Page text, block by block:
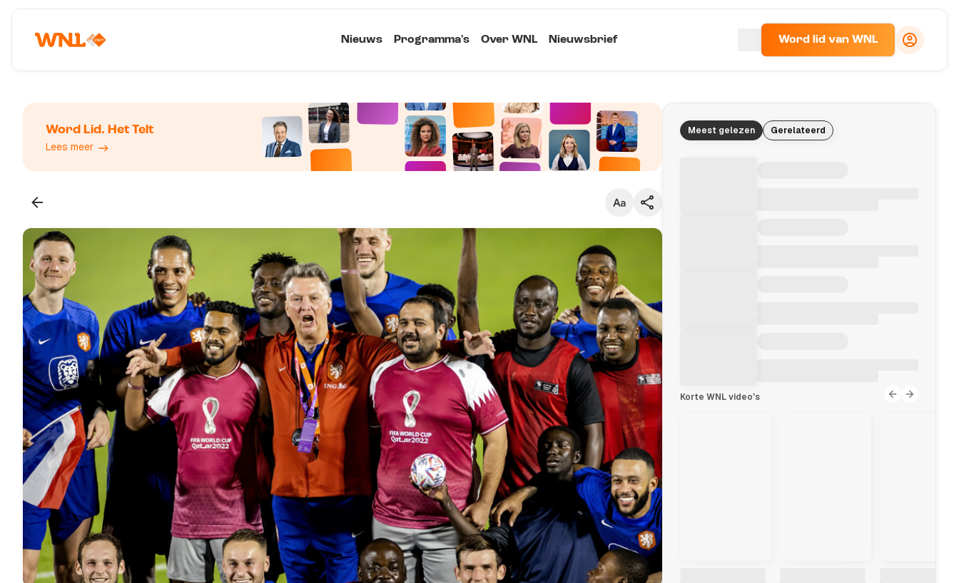
Nieuws Programma's Over WNL Nieuwsbrief Word lid van WNL
Word Lid. Het Telt
Lees meer
Klein
Standaard
Groot
Kopieer link
Meest gelezen Gerelateerd
Korte WNL video's